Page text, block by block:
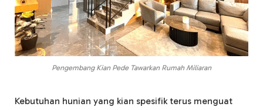
Pengembang Kian Pede Tawarkan Rumah Miliaran
Kebutuhan hunian yang kian spesifik terus menguat